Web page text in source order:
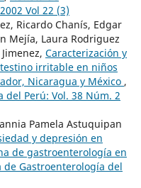
Vol 22 (3)
Ricardo Chanís, Edgar
Mejía, Laura Rodriguez
Caracterización y
irritable en niños
Nicaragua y México ,
del Perú: Vol. 38 Núm. 2
Pamela Astuquipan
y depresión en
de gastroenterología en
de Gastroenterología del